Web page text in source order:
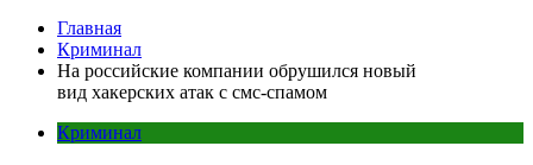
Главная
Криминал
На российские компании обрушился новый
вид хакерских атак с смс-спамом
Криминал